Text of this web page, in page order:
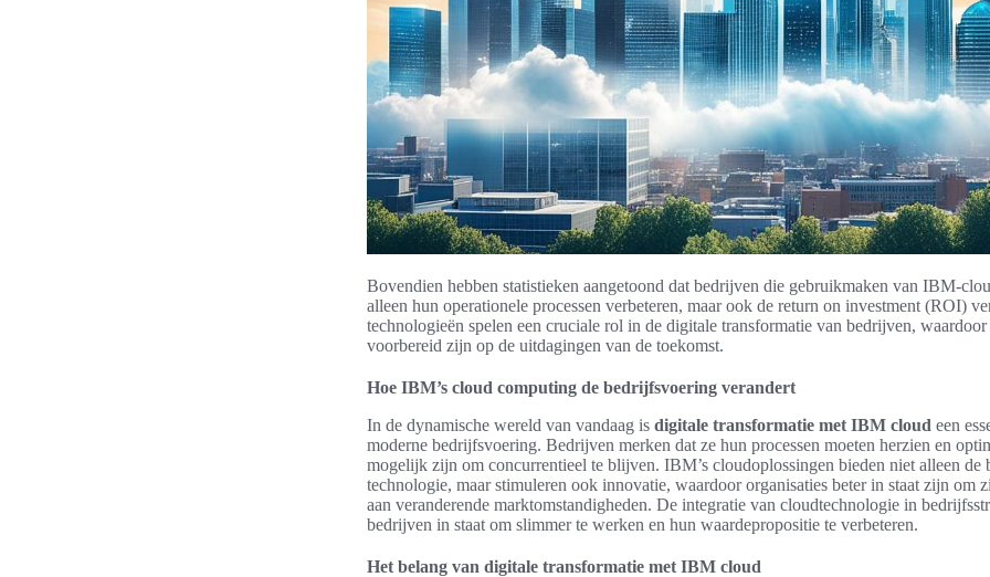
Bovendien hebben statistieken aangetoond dat bedrijven die gebruikmaken van IBM-
alleen hun operationele processen verbeteren, maar ook de return on investment (ROI)
technologieën spelen een cruciale rol in de digitale transformatie van bedrijven, waardoor
voorbereid zijn op de uitdagingen van de toekomst.
Hoe IBM’s cloud computing de bedrijfsvoering verandert
In de dynamische wereld van vandaag is digitale transformatie met IBM cloud een
moderne bedrijfsvoering. Bedrijven merken dat ze hun processen moeten herzien en
mogelijk zijn om concurrentieel te blijven. IBM’s cloudoplossingen bieden niet alleen de
technologie, maar stimuleren ook innovatie, waardoor organisaties beter in staat zijn om
aan veranderende marktomstandigheden. De integratie van cloudtechnologie in
bedrijven in staat om slimmer te werken en hun waardepropositie te verbeteren.
Het belang van digitale transformatie met IBM cloud